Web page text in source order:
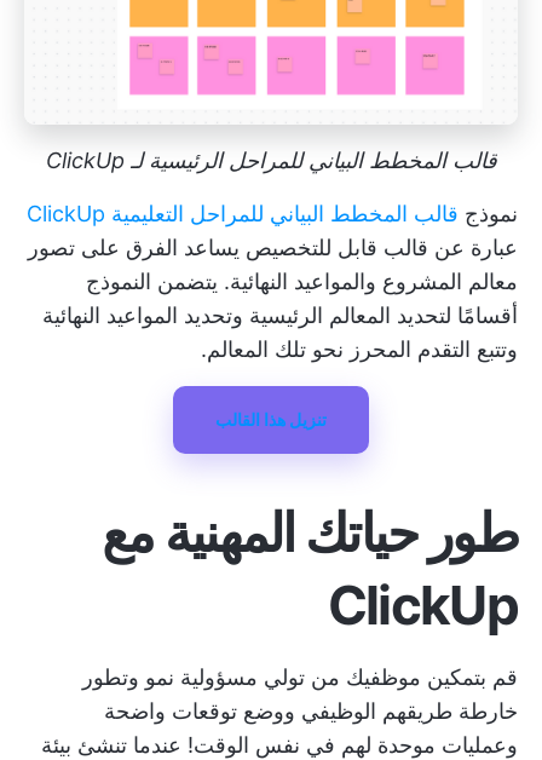
قالب المخطط البياني للمراحل الرئيسية لـ ClickUp
نموذج قالب المخطط البياني للمراحل التعليمية ClickUp
عبارة عن قالب قابل للتخصيص يساعد الفرق على تصور
معالم المشروع والمواعيد النهائية. يتضمن النموذج
أقسامًا لتحديد المعالم الرئيسية وتحديد المواعيد النهائية
وتتبع التقدم المحرز نحو تلك المعالم.
تنزيل هذا القالب
طور حياتك المهنية مع
ClickUp
قم بتمكين موظفيك من تولي مسؤولية نمو وتطور
خارطة طريقهم الوظيفي ووضع توقعات واضحة
وعمليات موحدة لهم في نفس الوقت! عندما تنشئ بيئة